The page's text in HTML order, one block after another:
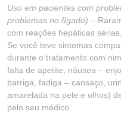
Uso em pacientes com
problemas no fígado) –
com reações hepáticas
Se você teve sintomas
durante o tratamento com
falta de apetite, náusea –
barriga, fadiga – cansaço,
amarelada na pele e olhos)
pelo seu médico.